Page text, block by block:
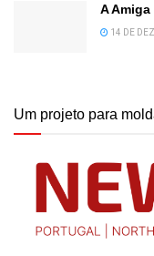
A
14 DE
Um projeto para